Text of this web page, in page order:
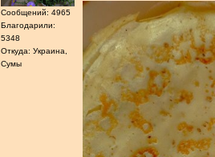
Сообщений: 4965
Благодарили:
5348
Откуда: Украина,
Сумы